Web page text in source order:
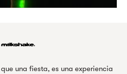
una fiesta, es una experiencia